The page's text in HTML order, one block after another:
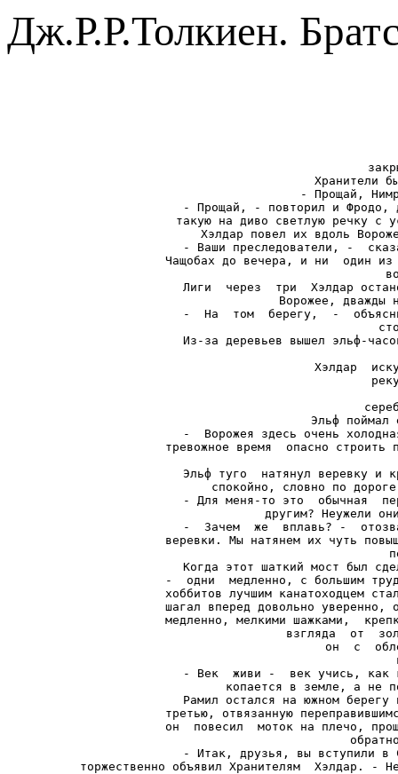
Дж.Р.Р.Толкиен.
Хранители
- Прощай,
- Прощай, - повторил и Фродо,
такую на диво светлую речку с
Хэлдар повел их вдоль
- Ваши преследователи, -
Чащобах до вечера, и ни  один из
Лиги  через  три  Хэлдар
Ворожее, дважды
-  На  том  берегу,  -
Из-за деревьев вышел эльф-
Хэлдар
Эльф поймал
-  Ворожея здесь очень
тревожное время  опасно строить
Эльф туго  натянул веревку и
спокойно, словно по
- Для меня-то это  обычная
другим? Неужели
-  Зачем  же  вплавь? -
веревки. Мы натянем их чуть
Когда этот шаткий мост был
-  одни  медленно, с большим
хоббитов лучшим канатоходцем
шагал вперед довольно
медленно, мелкими шажками,
взгляда  от
он  с
- Век  живи -  век учись, как
копается в земле, а не
Рамил остался на южном
третью, отвязанную
он  повесил  моток на плечо,
- Итак, друзья, вы вступили в
торжественно объявил Хранителям  Хэлдар. -